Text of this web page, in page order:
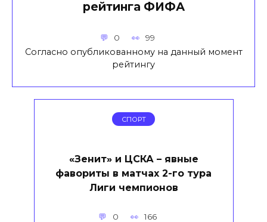
рейтинга ФИФА
0 99
Согласно опубликованному на данный момент
рейтингу
СПОРТ
«Зенит» и ЦСКА – явные
фавориты в матчах 2-го тура
Лиги чемпионов
0 166